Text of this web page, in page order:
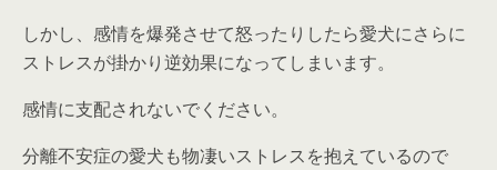
しかし、感情を爆発させて怒ったりしたら愛犬にさらに
ストレスが掛かり逆効果になってしまいます。
感情に支配されないでください。
分離不安症の愛犬も物凄いストレスを抱えているので